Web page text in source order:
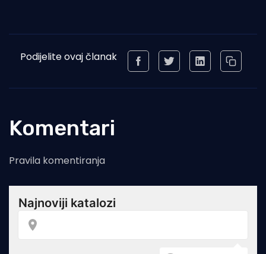
Podijelite ovaj članak
Komentari
Pravila komentiranja